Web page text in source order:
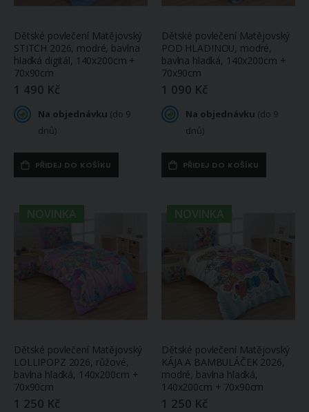
Dětské povlečení Matějovský
STITCH 2026, modré, bavlna
hladká digitál, 140x200cm +
70x90cm
1 490 Kč
Na objednávku (do 9
dnů)
PŘIDEJ DO KOŠÍKU
Dětské povlečení Matějovský
POD HLADINOU, modré,
bavlna hladká, 140x200cm +
70x90cm
1 090 Kč
Na objednávku (do 9
dnů)
PŘIDEJ DO KOŠÍKU
NOVINKA
Dětské povlečení Matějovský
LOLLIPOPZ 2026, růžové,
bavlna hladká, 140x200cm +
70x90cm
1 250 Kč
NOVINKA
Dětské povlečení Matějovský
KÁJA A BAMBULÁČEK 2026,
modré, bavlna hladká,
140x200cm + 70x90cm
1 250 Kč